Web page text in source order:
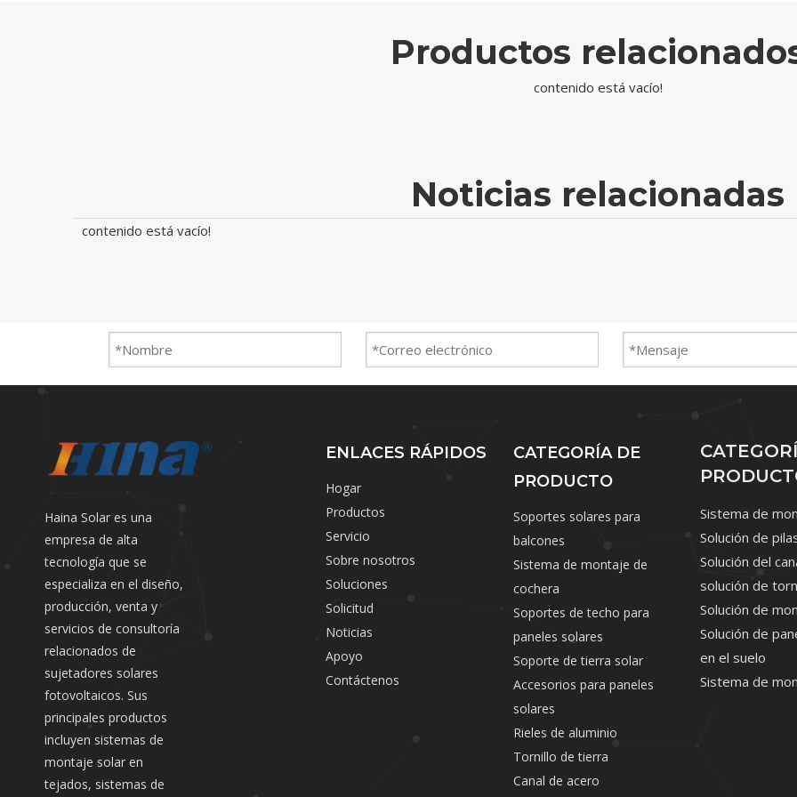
Productos
contenido está vacío!
Noticias relacionadas
contenido está vacío!
Haina Solar es una
empresa de alta
tecnología que se
especializa en el diseño,
producción, venta y
servicios de consultoría
relacionados de
sujetadores solares
fotovoltaicos. Sus
principales productos
incluyen sistemas de
montaje solar en
tejados, sistemas de
ENLACES RÁPIDOS
Hogar
Productos
Servicio
Sobre nosotros
Soluciones
Solicitud
Noticias
Apoyo
Contáctenos
CATEGORÍA DE
PRODUCTO
Soportes solares para
balcones
Sistema de montaje de
cochera
Soportes de techo para
paneles solares
Soporte de tierra solar
Accesorios para paneles
solares
Rieles de aluminio
Tornillo de tierra
Canal de acero
Sistema de
Solución de
Solución del
solución de
Solución de
Solución de
en el suelo
Sistema de